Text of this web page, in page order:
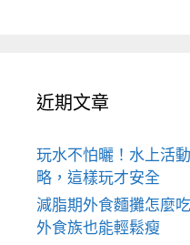
近期文章
玩水不怕曬！水上活
略，這樣玩才安全
減脂期外食麵攤怎麼
外食族也能輕鬆瘦